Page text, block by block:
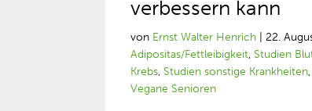
verbessern kann
von Ernst Walter Henrich |22.
Adipositas/Fettleibigkeit, Studien
Krebs, Studien sonstige Krankheiten
Vegane Senioren